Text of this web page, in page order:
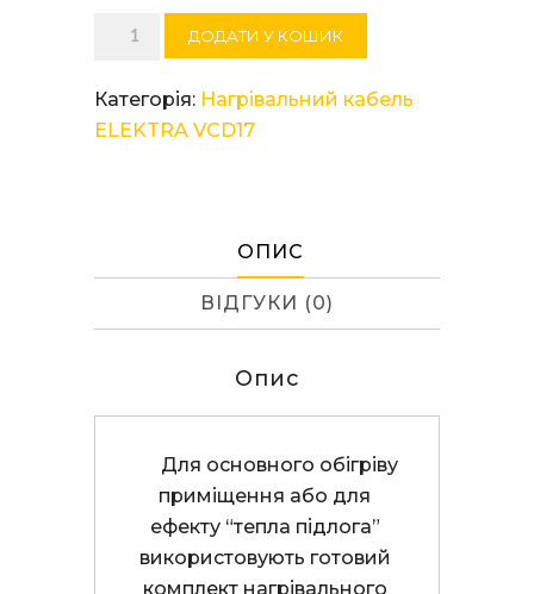
Нагрівальний
кабель
ELEKTRA
VCD
ДОДАТИ У КОШИК
Категорія: Нагрівальний кабель
ELEKTRA VCD17
ОПИС
ВІДГУКИ (0)
Опис
приміщення або для
ефекту “тепла підлога”
використовують готовий
комплект нагрівального